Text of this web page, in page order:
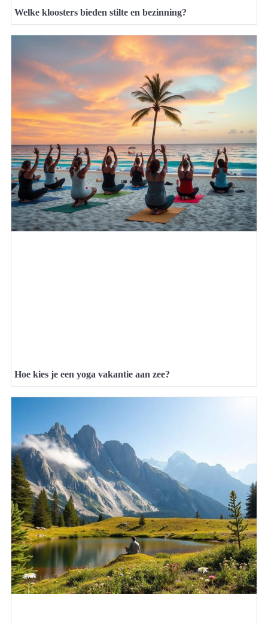
Welke kloosters bieden stilte en bezinning?
Hoe kies je een yoga vakantie aan zee?